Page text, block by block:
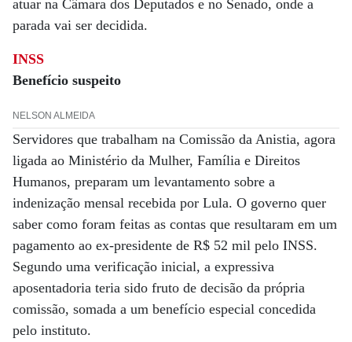
atuar na Câmara dos Deputados e no Senado, onde a
parada vai ser decidida.
INSS
Benefício suspeito
NELSON ALMEIDA
Servidores que trabalham na Comissão da Anistia, agora
ligada ao Ministério da Mulher, Família e Direitos
Humanos, preparam um levantamento sobre a
indenização mensal recebida por Lula. O governo quer
saber como foram feitas as contas que resultaram em um
pagamento ao ex-presidente de R$ 52 mil pelo INSS.
Segundo uma verificação inicial, a expressiva
aposentadoria teria sido fruto de decisão da própria
comissão, somada a um benefício especial concedida
pelo instituto.